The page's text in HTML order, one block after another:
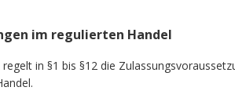
im regulierten Handel
in §1 bis §12 die